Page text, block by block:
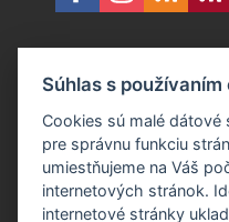
E:recepcia@formfactory.sk
Form Factory Slovakia
Bratislava
Súhlas s
Cookies sú malé
pre správnu funkciu
umiestňujeme na Váš
internetových stránok.
internetové stránky